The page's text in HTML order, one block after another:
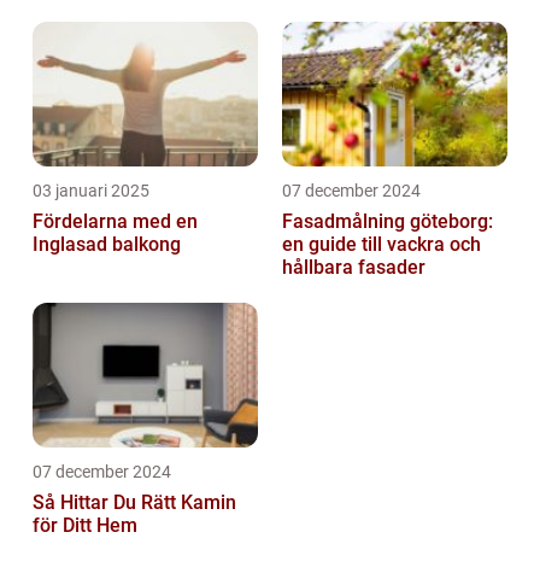
03 januari 2025
Fördelarna med en
Inglasad balkong
07 december 2024
Fasadmålning göteborg:
en guide till vackra och
hållbara fasader
07 december 2024
Så Hittar Du Rätt Kamin
för Ditt Hem